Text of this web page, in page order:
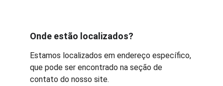
Onde estão localizados?
Estamos localizados em endereço específico,
que pode ser encontrado na seção de
contato do nosso site.